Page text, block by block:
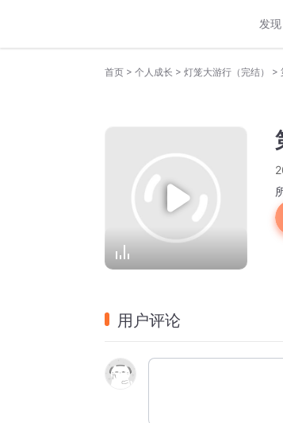
发现
首页 > 个人成长 > 灯笼大游行（完结） >
用户评论